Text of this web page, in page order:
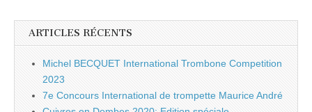
ARTICLES RÉCENTS
Michel BECQUET International Trombone Competition
2023
7e Concours International de trompette Maurice André